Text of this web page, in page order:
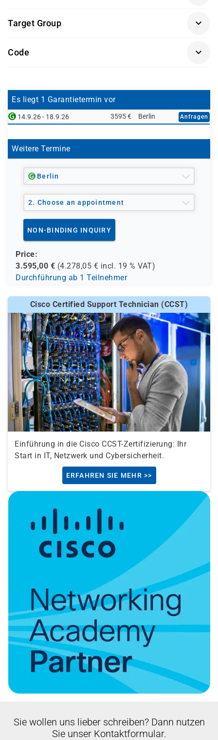
Allgemeine Computerkenntnisse und Erfahrung
mit Internetbrowsern
Befehlszeile
Target Group
Netzwerkadministratoren und Systemtechniker
Code
Es liegt 1 Garantietermin vor
14.9.26 - 18.9.26 3595 € Berlin Anfragen
Weitere Termine
Berlin
2. Choose an appointment
NON-BINDING INQUIRY
Price:
3.595,00 € (4.278,05 € incl. 19 % VAT)
Durchführung ab 1 Teilnehmer
Cisco Certified Support Technician (CCST)
Einführung in die Cisco CCST-Zertifizierung: Ihr
Start in IT, Netzwerk und Cybersicherheit.
ERFAHREN SIE MEHR >>
Sie wollen uns lieber schreiben? Dann nutzen
Sie unser Kontaktformular.